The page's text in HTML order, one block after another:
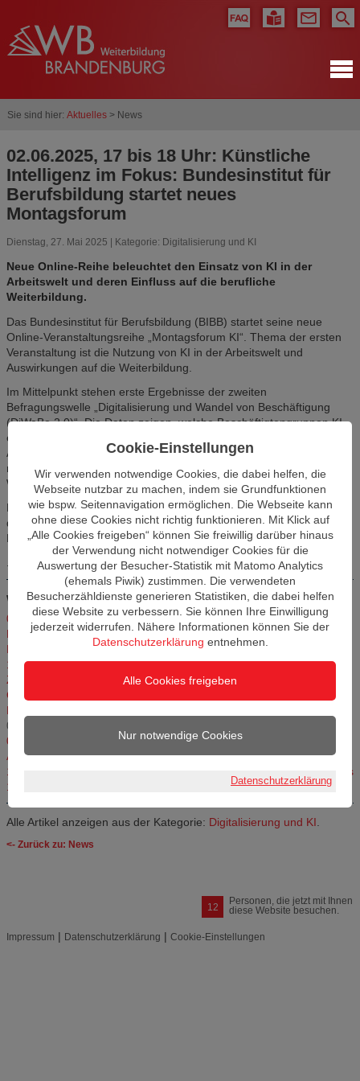
Sie sind hier: Aktuelles> News
02.06.2025, 17 bis 18 Uhr: Künstliche
Intelligenz im Fokus: Bundesinstitut für
Berufsbildung startet neues
Montagsforum
Dienstag, 27. Mai 2025 | Kategorie: Digitalisierung und KI
Neue Online-Reihe beleuchtet den Einsatz von KI in der
Arbeitswelt und deren Einfluss auf die berufliche
Weiterbildung.
Das Bundesinstitut für Berufsbildung (BIBB) startet seine neue
Online-Veranstaltungsreihe „Montagsforum KI“. Thema der ersten
Veranstaltung ist die Nutzung von KI in der Arbeitswelt und
Auswirkungen auf die Weiterbildung.
Im Mittelpunkt stehen erste Ergebnisse der zweiten
Befragungswelle „Digitalisierung und Wandel von Beschäftigung
(DiWaBe 2.0)“. Die Daten zeigen, welche Beschäftigtengruppen KI
einsetzen und wie sich dies auf Arbeit und Weiterbildung auswirkt.
Auffällig sind Unterschiede in der Nutzung zwischen Beschäftigten
mit und ohne Berufsabschluss sowie in den Inhalten von
Weiterbildungen.
Die Reihe bietet aktuelle Impulse zu Forschung und Gestaltung in
der beruflichen Bildung. Jede Veranstaltung beginnt mit einem
Kurzvortrag und endet mit einer offenen Diskussion.
Weitere Informationen und den Teilnahmelink finden Sie hier.
Weitere Artikel in dieser Kategorie
05.03.2026, 13 bis 14 Uhr – Workshop des Zukunftszentrums
Brandenburg „Cobots in KMU: Praxisnaher Einsatz und konkreter
Nutzen“ Mittwoch, 11. Februar 2026| 11.02.2026
19. Februar 2026, 11:00 bis 12:00 Uhr – Impuls des
Zukunftszentrums Brandenburg: „Einfach gut starten – digitales
Onboarding in der Praxis.“
Future Skills im Blick – Impulse für die Erwachsenenbildung
03.07.2025
04.06.2025, 15:30 bis 18:30 Uhr: Künstliche Intelligenz – Praktische
Anwendungstipps für kleine und mittlere Unternehmen 27.05.2025
14.05.2025, 14 bis 17 Uhr: Workshop IT-Sicherheit-Grundlagen; das
1×1 für kleine Betriebe 2025
Alle Artikel anzeigen aus der Kategorie: Digitalisierung und KI.
<- Zurück zu: News
12
Personen, die jetzt mit Ihnen
diese Website besuchen.
Impressum | Datenschutzerklärung | Cookie-Einstellungen
Cookie-Einstellungen
Wir verwenden notwendige Cookies, die dabei helfen, die
Webseite nutzbar zu machen, indem sie Grundfunktionen
wie bspw. Seitennavigation ermöglichen. Die Webseite kann
ohne diese Cookies nicht richtig funktionieren. Mit Klick auf
„Alle Cookies freigeben“ können Sie freiwillig darüber hinaus
der Verwendung nicht notwendiger Cookies für die
Auswertung der Besucher-Statistik mit Matomo Analytics
(ehemals Piwik) zustimmen. Die verwendeten
Besucherzähldienste generieren Statistiken, die dabei helfen
diese Website zu verbessern. Sie können Ihre Einwilligung
jederzeit widerrufen. Nähere Informationen können Sie der
Datenschutzerklärung entnehmen.
Alle Cookies freigeben
Nur notwendige Cookies
Datenschutzerklärung